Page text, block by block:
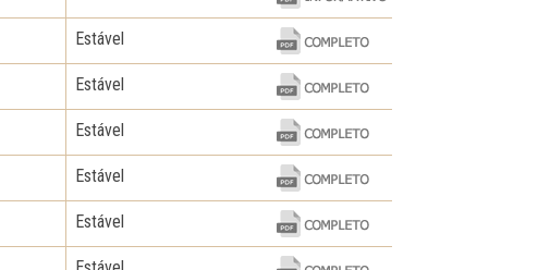
Estável
Estável
Estável
Estável
Estável